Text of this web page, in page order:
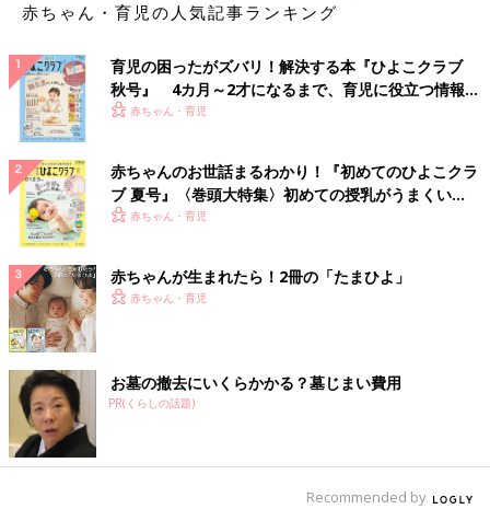
赤ちゃん・育児の人気記事ランキング
育児の困ったがズバリ！解決する本『ひよこクラブ
秋号』 4カ月～2才になるまで、育児に役立つ情報が
いっぱい！
赤ちゃん・育児
赤ちゃんのお世話まるわかり！『初めてのひよこクラ
ブ 夏号』〈巻頭大特集〉初めての授乳がうまくい
く！ おっぱい・ミルクの基本と夏のトラブル 解決テ
赤ちゃん・育児
赤ちゃんが生まれたら！2冊の「たまひよ」
赤ちゃん・育児
お墓の撤去にいくらかかる？墓じまい費用
PR(くらしの話題)
Recommended by